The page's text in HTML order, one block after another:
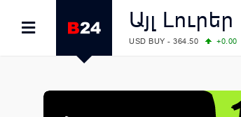
Այլ Լուրեր
USD BUY - 364.50 +0.00
COMEX: PLATINUM - 1749.90
LME: ALUMINIUM - 3184.00